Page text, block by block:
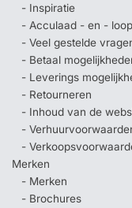
- Inspiratie
- Acculaad - en -
- Veel gestelde
- Betaal
- Leverings
- Retourneren
- Inhoud van de
-
-
Merken
- Merken
- Brochures